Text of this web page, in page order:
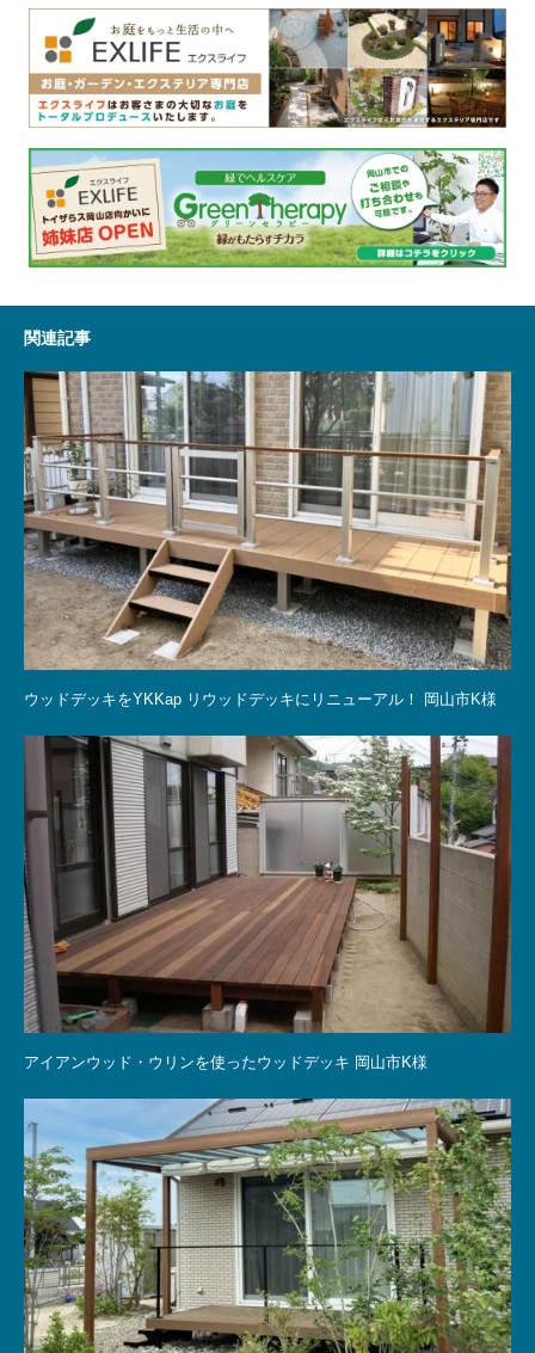
関連記事
ウッドデッキをYKKap リウッドデッキにリニューアル！ 岡山市K様
アイアンウッド・ウリンを使ったウッドデッキ 岡山市K様